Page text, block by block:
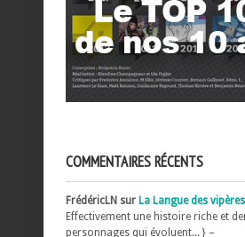
COMMENTAIRES RÉCENTS
FrédéricLN sur La Langue des vipères
Effectivement une histoire riche et
personnages qui évoluent... } –